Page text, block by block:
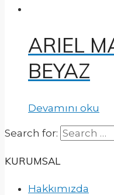
ARIEL
BEYAZ
Devamını oku
Search for:
KURUMSAL
Hakkımızda